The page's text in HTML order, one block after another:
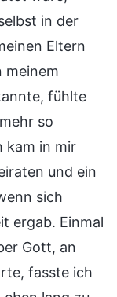
in der
Eltern
meinem
fühlte
so
kam in mir
und ein
sich
ergab. Einmal
Gott, an
fasste ich